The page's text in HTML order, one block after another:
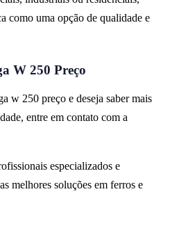
como uma opção de qualidade e
W 250 Preço
w 250 preço e deseja saber mais
entre em contato com a
especializados e
melhores soluções em ferros e